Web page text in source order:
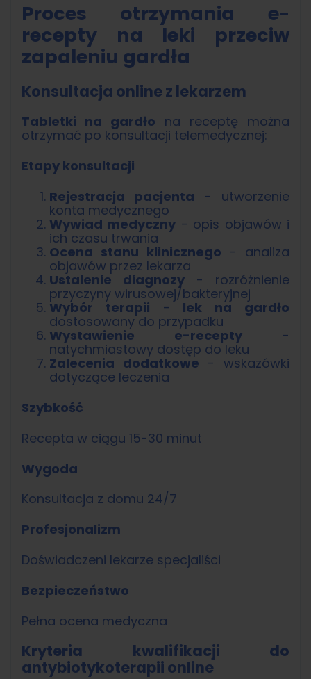
Proces otrzymania e-
recepty na leki przeciw
zapaleniu gardła
Konsultacja online z lekarzem
Tabletki na gardło na receptę można
otrzymać po konsultacji telemedycznej:
Etapy konsultacji
Rejestracja pacjenta - utworzenie
konta medycznego
Wywiad medyczny - opis objawów i
ich czasu trwania
Ocena stanu klinicznego - analiza
objawów przez lekarza
Ustalenie diagnozy - rozróżnienie
przyczyny wirusowej/bakteryjnej
Wybór terapii - lek na gardło
dostosowany do przypadku
Wystawienie e-recepty -
natychmiastowy dostęp do leku
Zalecenia dodatkowe - wskazówki
dotyczące leczenia
Szybkość
Recepta w ciągu 15-30 minut
Wygoda
Konsultacja z domu 24/7
Profesjonalizm
Doświadczeni lekarze specjaliści
Bezpieczeństwo
Pełna ocena medyczna
Kryteria kwalifikacji do
antybiotykoterapii online